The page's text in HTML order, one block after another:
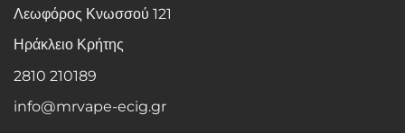
Λεωφόρος Κνωσσού 121
Ηράκλειο Κρήτης
2810 210189
info@mrvape-ecig.gr